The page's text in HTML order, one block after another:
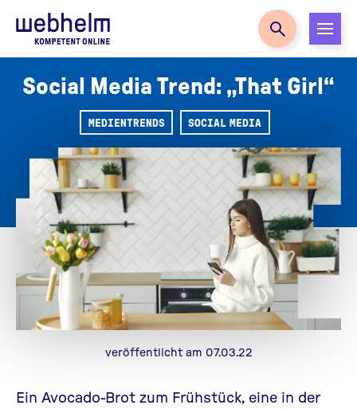
Zur Startseite
Social Media Trend: „That Girl“
MEDIENTRENDS SOCIAL MEDIA
veröffentlicht am 07.03.22
Ein Avocado-Brot zum Frühstück, eine in der